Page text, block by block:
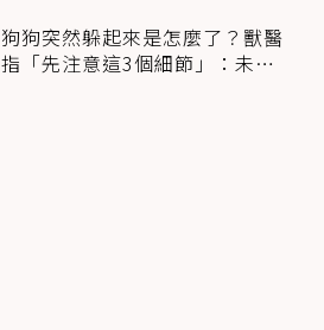
狗狗突然躲起來是怎麼了？獸醫
指「先注意這3個細節」：未必